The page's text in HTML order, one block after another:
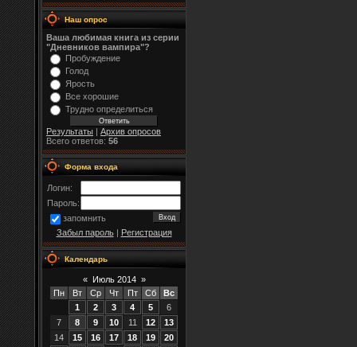
Наш опрос
Ваша любимая книга из серии
"Дневников вампира"?
Пробуждение
Голод
Ярость
Все хорошие
Трудно определиться
Результаты
Архив опросов
Всего ответов: 56
Форма входа
Логин:
Пароль:
запомнить
Забыл пароль| Регистрация
Календарь
« Июль 2014 »
Пн
Вт Ср Чт Пт Сб
Вс
1
2 3 4 5
6
7
8 9 10 11 12
13
14
15 16 17 18 19
20